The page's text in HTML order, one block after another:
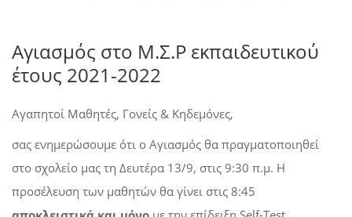
Αγιασμός στο Μ.Σ.Ρ εκπαιδευτικού
έτους 2021-2022
Αγαπητοί Μαθητές, Γονείς & Κηδεμόνες,
σας ενημερώσουμε ότι ο Αγιασμός θα πραγματοποιηθεί
στο σχολείο μας τη Δευτέρα 13/9, στις 9:30 π.μ. Η
προσέλευση των μαθητών θα γίνει στις 8:45